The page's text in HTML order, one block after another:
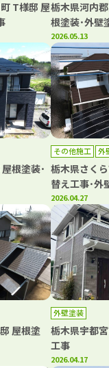
T様邸 屋栃木県河内
根塗装･外壁
2026.05.13
根塗装･
その他施工 外
栃木県さく
替え工事･外
2026.04.27
屋根塗
外壁塗装
栃木県宇都
工事
2026.04.17